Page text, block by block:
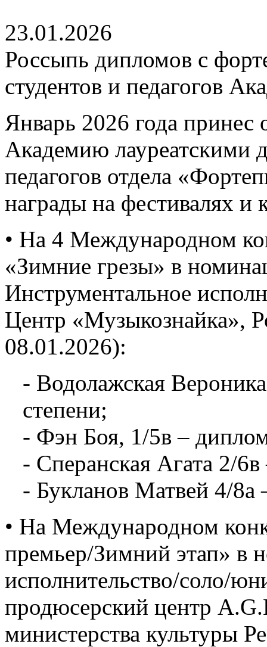
23.01.2026
Россыпь дипломов с
студентов и педагогов
Январь 2026 года принес
Академию лауреатскими
педагогов отдела
награды на фестивалях и
• На 4 Международном
«Зимние грезы» в
Инструментальное
Центр «Музыкознайка»,
08.01.2026):
- Водолажская
степени;
- Фэн Боя, 1/5в –
- Сперанская Агата 2/
- Букланов Матвей 4/8а
• На Международном
премьер/Зимний этап» в
исполнительство/соло/
продюсерский центр
министерства культуры